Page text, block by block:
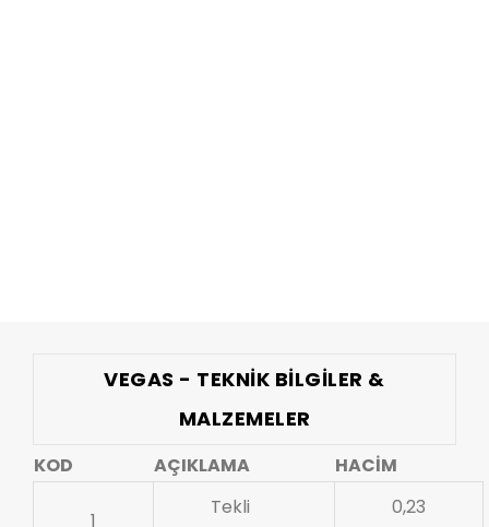
VEGAS - TEKNIK BILGILER &
MALZEMELER
KOD AÇIKLAMA HACİM
1
Tekli
0,23